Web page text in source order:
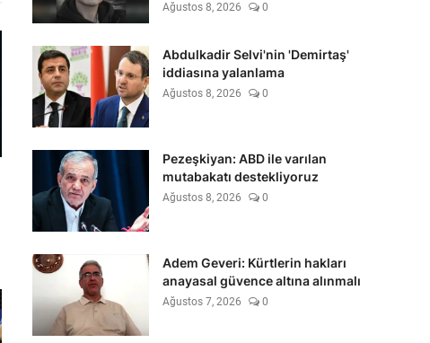
Ağustos 8, 2026 0
Abdulkadir Selvi'nin 'Demirtaş'
iddiasına yalanlama
Ağustos 8, 2026 0
Pezeşkiyan: ABD ile varılan
mutabakatı destekliyoruz
Ağustos 8, 2026 0
Adem Geveri: Kürtlerin hakları
anayasal güvence altına alınmalı
Ağustos 7, 2026 0